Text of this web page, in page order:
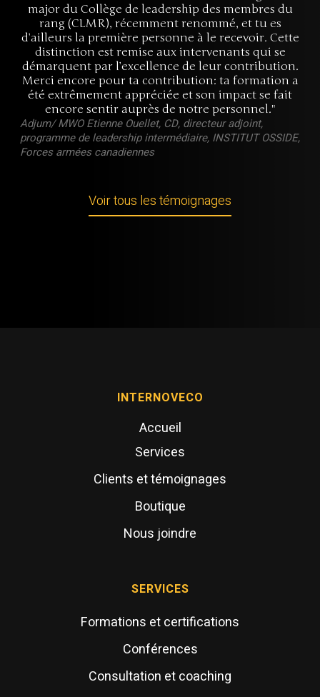
major du Collège de leadership des membres du
rang (CLMR), récemment renommé, et tu es
d’ailleurs la première personne à le recevoir. Cette
distinction est remise aux intervenants qui se
démarquent par l’excellence de leur contribution.
Merci encore pour ta contribution: ta formation a
été extrêmement appréciée et son impact se fait
encore sentir auprès de notre personnel."
Adjum/ MWO Etienne Ouellet, CD, directeur adjoint,
programme de leadership intermédiaire, INSTITUT OSSIDE,
Forces armées canadiennes
Voir tous les témoignages
INTERNOVECO
Accueil
Services
Clients et témoignages
Boutique
Nous joindre
SERVICES
Formations et certifications
Conférences
Consultation et coaching